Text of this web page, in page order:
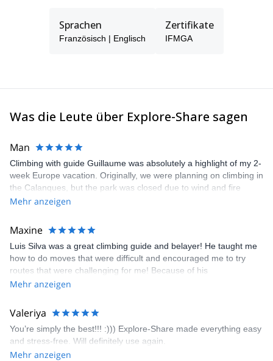
Sprachen
Französisch | Englisch
Zertifikate
IFMGA
Was die Leute über Explore-Share sagen
Man
Climbing with guide Guillaume was absolutely a highlight of my 2-
week Europe vacation. Originally, we were planning on climbing in
the Calanques, but the park was closed due to wind and fire
danger. Guillaume chose another amazing location (Pic de
kindly offered train station pick-up and hotel drop off, which I
appreciated very much. The multi-pitch route we did was not only
fun but also the right amount of challenge, which I thoroughly
enjoyed. The communication from the team (Gauthier) was
prompt and clear—highly recommend!
Mehr anzeigen
Maxine
Luis Silva was a great climbing guide and belayer! He taught me
how to do moves that were difficult and encouraged me to try
routes that were challenging for me! Because of his
encouragement, I managed to complete these routes! I really
area. The weather was perfect, no direct sun and cool enough to
enjoy the climbs. Explore-Share made booking an outdoor
climbing experience in Lisbon extremely easy. Luis, our guide,
was fantastic, and the platform’s organization was flawless.
Mehr anzeigen
Valeriya
You’re simply the best!!! :))) Explore-Share made everything easy
and stress-free. Will definitely use again.
Mehr anzeigen